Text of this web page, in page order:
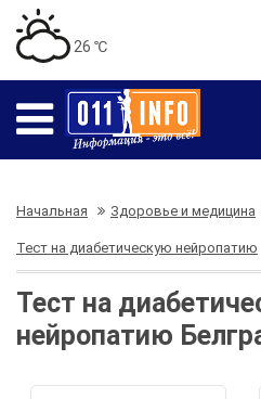
26 ℃
Начальная Здоровье и медицина
Тест на диабетическую нейропатию
Тест на
нейропатию